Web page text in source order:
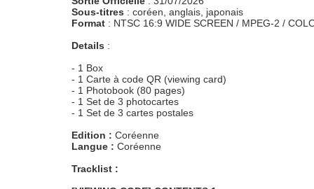
Sous-titres : coréen, anglais, japonais
Format : NTSC 16:9 WIDE SCREEN / MPEG-2 /
Details :
- 1 Box
- 1 Carte à code QR (viewing card)
- 1 Photobook (80 pages)
- 1 Set de 3 photocartes
- 1 Set de 3 cartes postales
Edition : Coréenne
Langue : Coréenne
Tracklist :